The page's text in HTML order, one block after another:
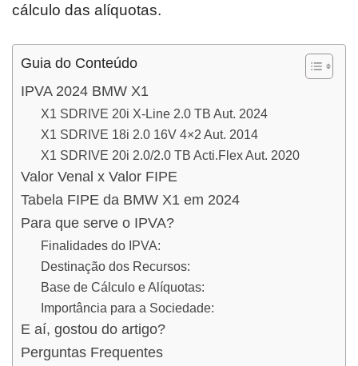
cálculo das alíquotas.
Guia do Conteúdo
IPVA 2024 BMW X1
X1 SDRIVE 20i X-Line 2.0 TB Aut. 2024
X1 SDRIVE 18i 2.0 16V 4×2 Aut. 2014
X1 SDRIVE 20i 2.0/2.0 TB Acti.Flex Aut. 2020
Valor Venal x Valor FIPE
Tabela FIPE da BMW X1 em 2024
Para que serve o IPVA?
Finalidades do IPVA:
Destinação dos Recursos:
Base de Cálculo e Alíquotas:
Importância para a Sociedade:
E aí, gostou do artigo?
Perguntas Frequentes